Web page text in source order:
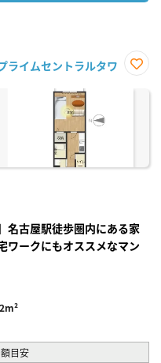
ライムセントラルタワ
に入
名古屋駅徒歩圏内にある家
ークにもオススメなマン
目安